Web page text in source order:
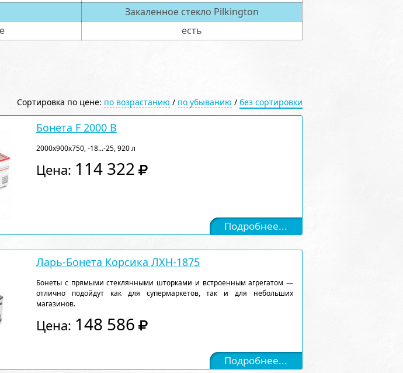
Закаленное стекло Pilkington
есть
Сортировка по цене: по возрастанию / по убыванию / без сортировки
Бонета F 2000 B
2000х900х750, -18...-25, 920 л
Цена: 114 322
Подробнее...
Ларь-Бонета Корсика ЛХН-1875
Бонеты с прямыми стеклянными шторками и встроенным агрегатом —
отлично подойдут как для супермаркетов, так и для небольших
магазинов.
Цена: 148 586
Подробнее...